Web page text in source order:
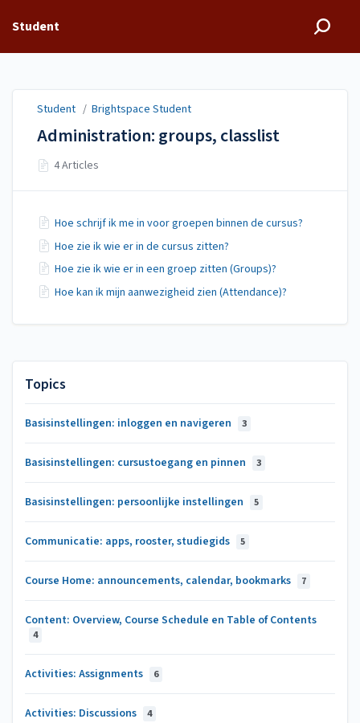
Student
Topics
Basisinstellingen: inloggen en navigeren 3
Basisinstellingen: cursustoegang en pinnen 3
Basisinstellingen: persoonlijke instellingen 5
Communicatie: apps, rooster, studiegids 5
Course Home: announcements, calendar, bookmarks 7
Content: Overview, Course Schedule en Table of Contents
4
Activities: Assignments 6
Activities: Discussions 4
Student / Brightspace Student
Administration: groups, classlist
4 Articles
Hoe schrijf ik me in voor groepen binnen de cursus?
Hoe zie ik wie er in de cursus zitten?
Hoe zie ik wie er in een groep zitten (Groups)?
Hoe kan ik mijn aanwezigheid zien (Attendance)?